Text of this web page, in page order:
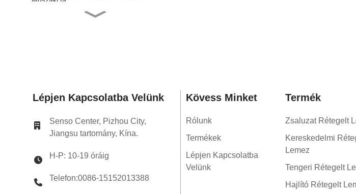
Szerkezeti LVL E14
Műszaki fa LVL gerendák
Szerkezeti LVL E14
Műszaki fa LVL gerendák
SENSO keret LVL F17
Szerkezeti LVL E14
360 x 65 mm H2S kezelt
Lépjen Kapcsolatba Velünk
Senso Center, Pizhou City,
Jiangsu tartomány, Kína.
H-P: 10-19 óráig
Telefon:0086-15152013388
Kövess Minket
Rólunk
Termékek
Lépjen Kapcsolatba
Velünk
Termék
Zsaluzat Rétegelt
Kereskedelmi
Lemez
Tengeri Rétegelt
Hajlító Rétegelt